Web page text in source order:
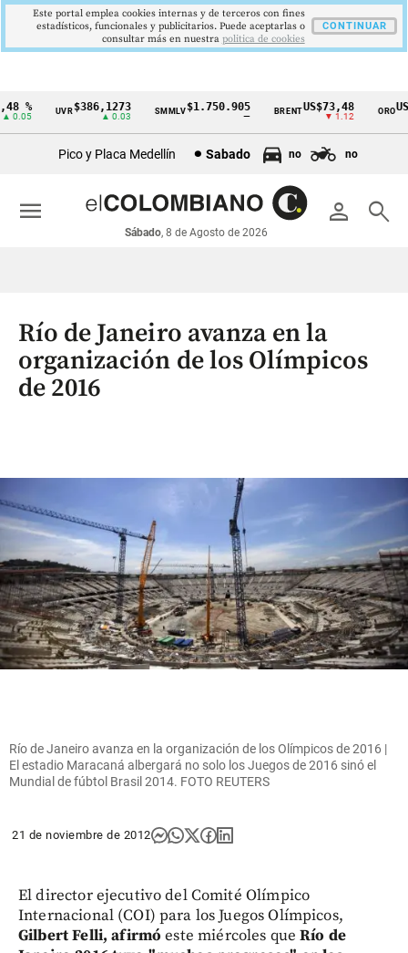
Cintillo
económicos
Colombia
% UVR$386,1273
▲ 0.03
SMMLV$1.750.905 BRENTUS$73,48
▼ 1.12
ORO
Pico y Placa Medellín Sabado no no
person search
Sábado, 8 de Agosto de 2026
menu
Río de Janeiro avanza en la
organización de los Olímpicos
de 2016
Río de Janeiro avanza en la organización de los Olímpicos de 2016 |
El estadio Maracaná albergará no solo los Juegos de 2016 sinó el
Mundial de fúbtol Brasil 2014. FOTO REUTERS
21 de noviembre de 2012
El director ejecutivo del Comité Olímpico
Internacional (COI) para los Juegos Olímpicos,
Gilbert Felli, afirmó este miércoles queRío de
Este portal emplea cookies internas y de terceros con fines
estadísticos, funcionales y publicitarios. Puede aceptarlas o
consultar más en nuestra politica de cookies
CONTINUAR